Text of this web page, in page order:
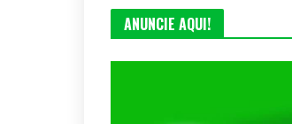
ANUNCIE AQUI!